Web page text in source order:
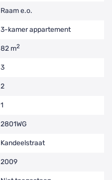
Raam e.o.
3-kamer appartement
82 m2
3
2
1
2801WG
Kandeelstraat
2009